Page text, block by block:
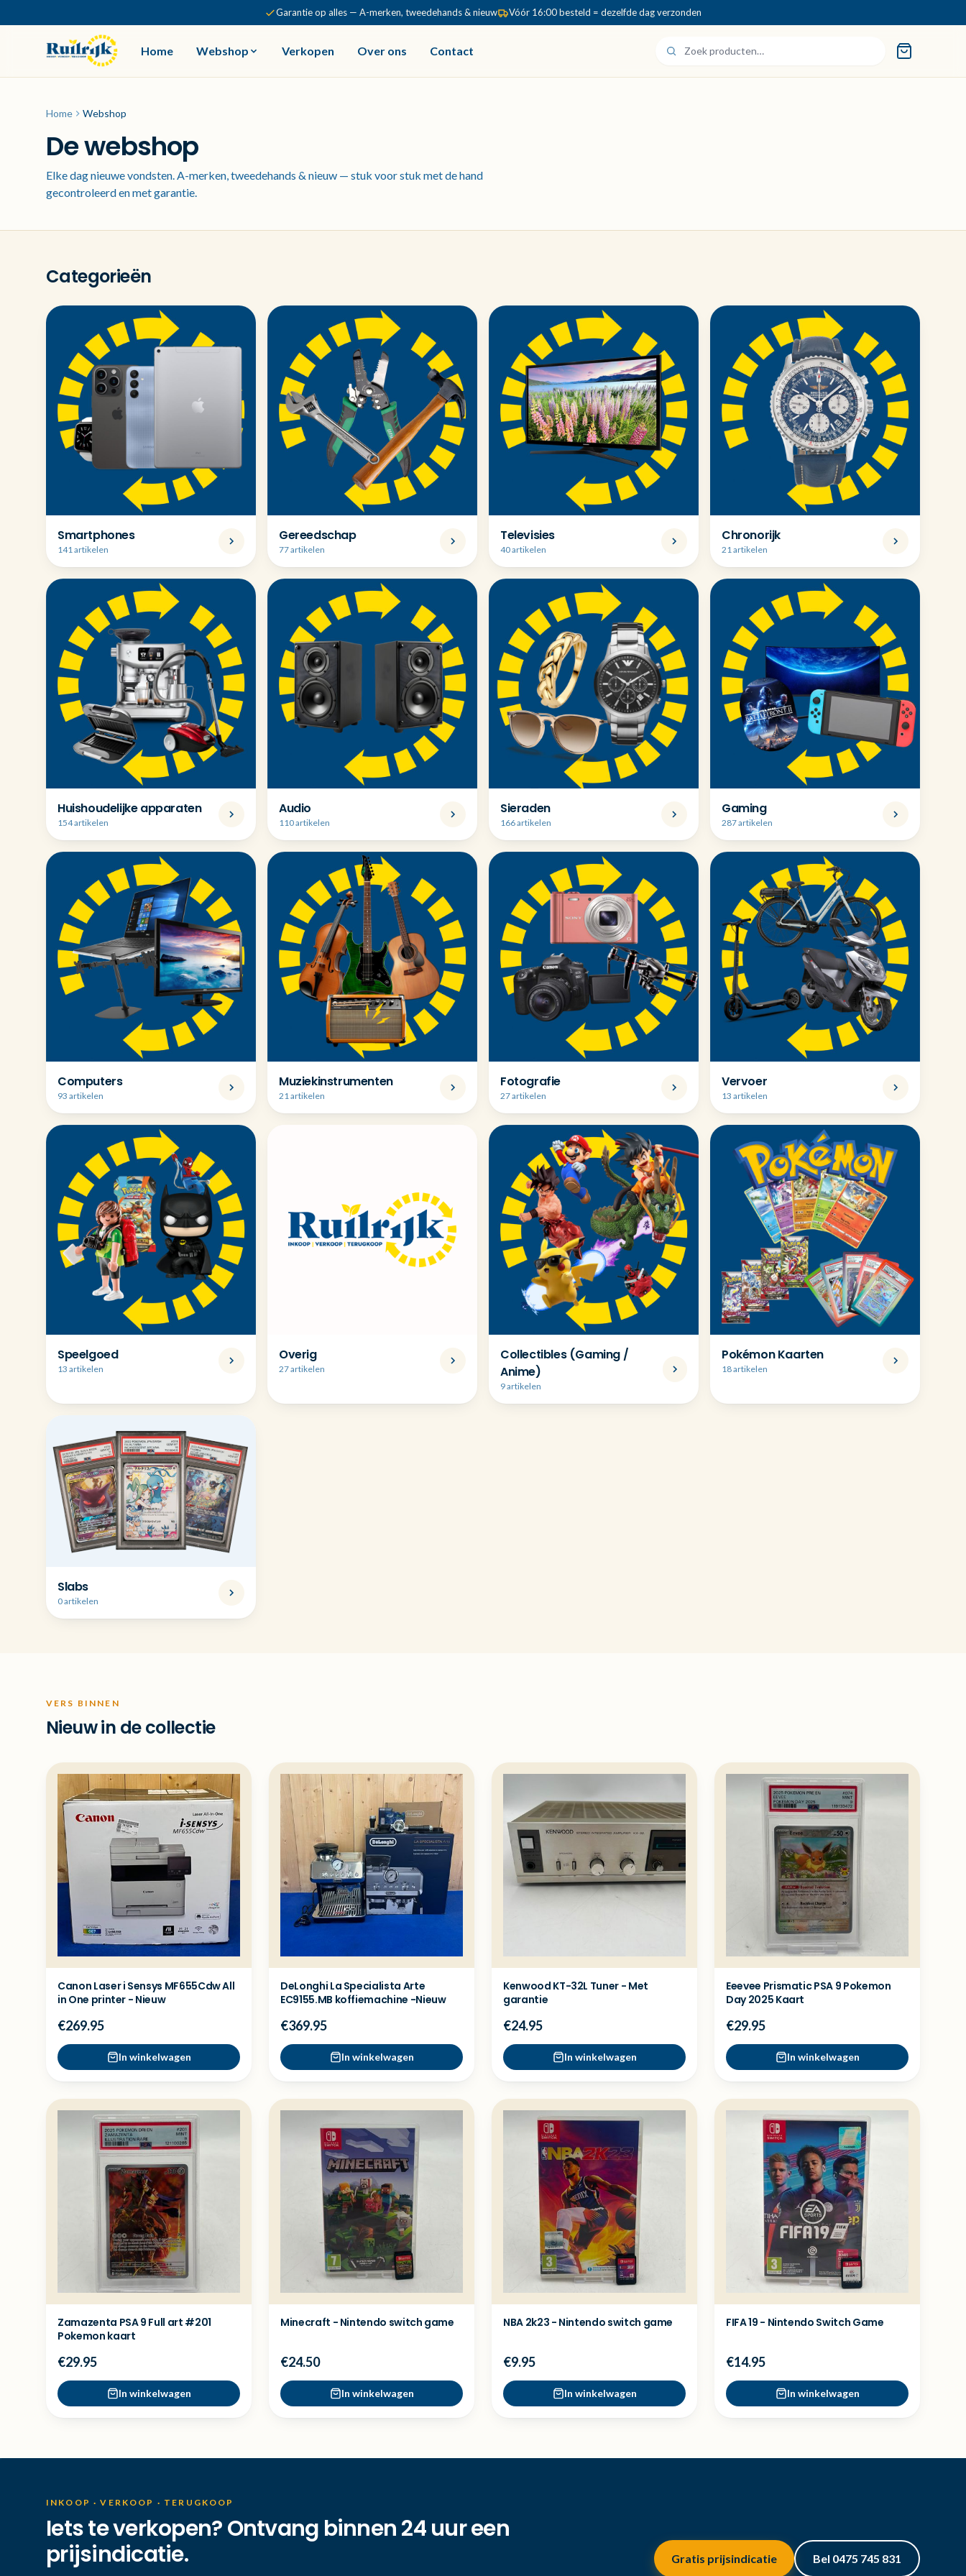
Garantie op alles — A-merken, tweedehands & nieuw Vóór 16:00 besteld = dezelfde dag verzonden
Home Webshop Verkopen Over ons Contact
Home Webshop
De webshop
Elke dag nieuwe vondsten. A-merken, tweedehands & nieuw — stuk voor stuk met de hand
gecontroleerd en met garantie.
Categorieën
Smartphones
141 artikelen
Gereedschap
77 artikelen
Televisies
40 artikelen
Chronorijk
21 artikelen
Huishoudelijke apparaten
154 artikelen
Audio
110 artikelen
Sieraden
166 artikelen
Gaming
287 artikelen
Computers
93 artikelen
Muziekinstrumenten
21 artikelen
Fotografie
27 artikelen
Vervoer
13 artikelen
Speelgoed
13 artikelen
Overig
27 artikelen
Collectibles (Gaming /
Anime)
9 artikelen
Pokémon Kaarten
18 artikelen
Slabs
0 artikelen
VERS BINNEN
Nieuw in de collectie
Canon Laser i Sensys MF655Cdw All
in One printer - Nieuw
€269.95
In winkelwagen
DeLonghi La Specialista Arte
EC9155.MB koffiemachine -Nieuw
€369.95
In winkelwagen
Kenwood KT-32L Tuner - Met
garantie
€24.95
In winkelwagen
Eeevee Prismatic PSA 9 Pokemon
Day 2025 Kaart
€29.95
In winkelwagen
Zamazenta PSA 9 Full art #201
Pokemon kaart
€29.95
In winkelwagen
Minecraft - Nintendo switch game
€24.50
In winkelwagen
NBA 2k23 - Nintendo switch game
€9.95
In winkelwagen
FIFA 19 - Nintendo Switch Game
€14.95
In winkelwagen
INKOOP · VERKOOP · TERUGKOOP
Iets te verkopen? Ontvang binnen 24 uur een
prijsindicatie.
Gratis prijsindicatie Bel 0475 745 831